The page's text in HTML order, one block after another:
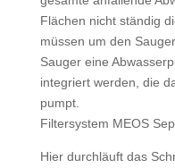
Flächen nicht ständig
müssen um den
Sauger eine
integriert werden, die
pumpt.
Filtersystem MEOS
Hier durchläuft das